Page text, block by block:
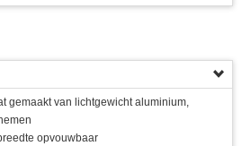
gemaakt van lichtgewicht aluminium,
opvouwbaar